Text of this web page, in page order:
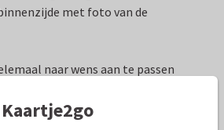
met foto van de
naar wens aan te passen
isontwerp Middelbare school